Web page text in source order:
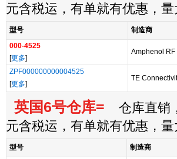
元含税运，有单就有优惠，
型号 制造商
000-4525
[更多]
Amphenol RF
ZPF000000000004525
[更多]
TE
英国6号仓库= 仓库直销
元含税运，有单就有优惠，
型号 制造商